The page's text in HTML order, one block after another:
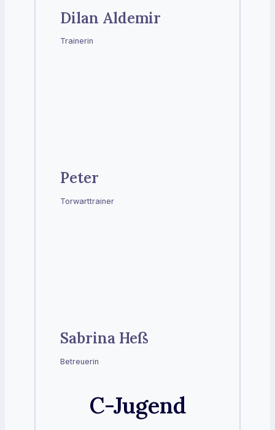
Dilan Aldemir
Trainerin
Peter
Torwarttrainer
Sabrina Heß
Betreuerin
C-Jugend